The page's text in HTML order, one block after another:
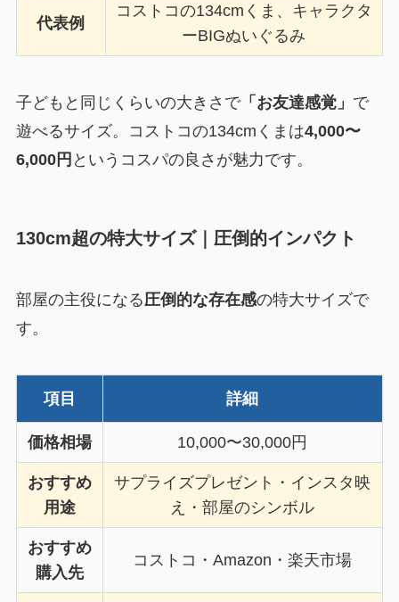
代表例
コストコの134cmくま、キャラクタ
ーBIGぬいぐるみ
子どもと同じくらいの大きさで「お友達感覚」 で
遊べるサイズ。コストコの134cmくまは4,000〜
6,000円 というコスパの良さが魅力です。
130cm超の特大サイズ｜圧倒的インパクト
部屋の主役になる圧倒的な存在感の特大サイズで
す。
項目 詳細
価格相場 10,000〜30,000円
おすすめ
用途
サプライズプレゼント・インスタ映
え・部屋のシンボル
おすすめ
購入先
コストコ・Amazon・楽天市場